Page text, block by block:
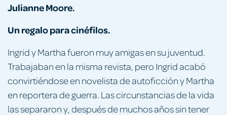
Julianne Moore.
Un regalo paracinéfilos.
Ingrid y Martha fueron muy amigas en su juventud.
Trabajaban en la misma revista, pero Ingrid acabó
convirtiéndose en novelista de autoficción y Martha
en reportera de guerra. Las circunstancias de la vida
las separaron y, después de muchos años sin tener